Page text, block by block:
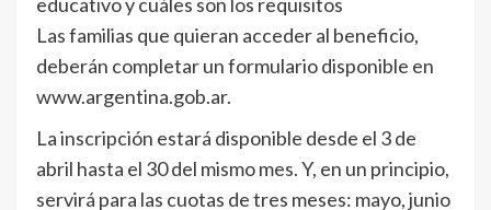
Las familias que quieran acceder al beneficio,
deberán completar un formulario disponible en
www.argentina.gob.ar.
La inscripción estará disponible desde el 3 de
abril hasta el 30 del mismo mes. Y, en un principio,
servirá para las cuotas de tres meses: mayo, junio